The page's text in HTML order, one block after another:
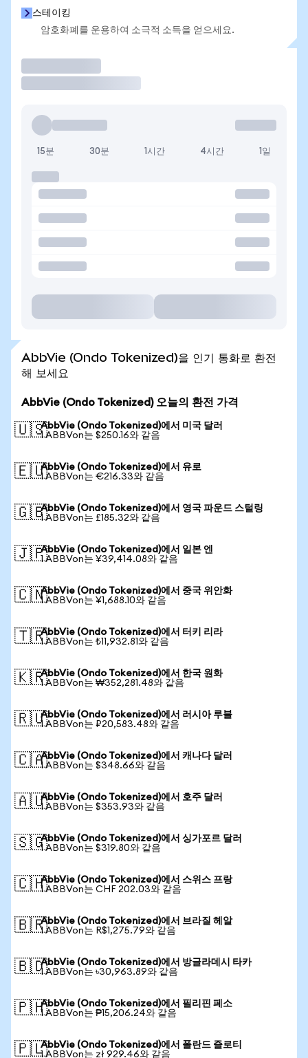
스테이킹
암호화폐를 운용하여 소극적 소득을 얻으세요.
15분 30분 1시간 4시간 1일
AbbVie (Ondo Tokenized)을 인기 통화로 환전
해 보세요
AbbVie (Ondo Tokenized) 오늘의 환전 가격
🇺🇸AbbVie (Ondo Tokenized)에서 미국 달러
1 ABBVon는 $250.16와 같음
🇪🇺AbbVie (Ondo Tokenized)에서 유로
1 ABBVon는 €216.33와 같음
🇬🇧AbbVie (Ondo Tokenized)에서 영국 파운드 스털링
1 ABBVon는 £185.32와 같음
🇯🇵AbbVie (Ondo Tokenized)에서 일본 엔
1 ABBVon는 ¥39,414.08와 같음
🇨🇳AbbVie (Ondo Tokenized)에서 중국 위안화
1 ABBVon는 ¥1,688.10와 같음
🇹🇷AbbVie (Ondo Tokenized)에서 터키 리라
1 ABBVon는 ₺11,932.81와 같음
🇰🇷AbbVie (Ondo Tokenized)에서 한국 원화
1 ABBVon는 ₩352,281.48와 같음
🇷🇺AbbVie (Ondo Tokenized)에서 러시아 루블
1 ABBVon는 ₽20,583.48와 같음
🇨🇦AbbVie (Ondo Tokenized)에서 캐나다 달러
1 ABBVon는 $348.66와 같음
🇦🇺AbbVie (Ondo Tokenized)에서 호주 달러
1 ABBVon는 $353.93와 같음
🇸🇬AbbVie (Ondo Tokenized)에서 싱가포르 달러
1 ABBVon는 $319.80와 같음
🇨🇭AbbVie (Ondo Tokenized)에서 스위스 프랑
1 ABBVon는 CHF 202.03와 같음
🇧🇷AbbVie (Ondo Tokenized)에서 브라질 헤알
1 ABBVon는 R$1,275.79와 같음
🇧🇩AbbVie (Ondo Tokenized)에서 방글라데시 타카
1 ABBVon는 ৳30,963.89와 같음
🇵🇭AbbVie (Ondo Tokenized)에서 필리핀 페소
1 ABBVon는 ₱15,206.24와 같음
🇵🇱AbbVie (Ondo Tokenized)에서 폴란드 즐로티
1 ABBVon는 zł 929.46와 같음